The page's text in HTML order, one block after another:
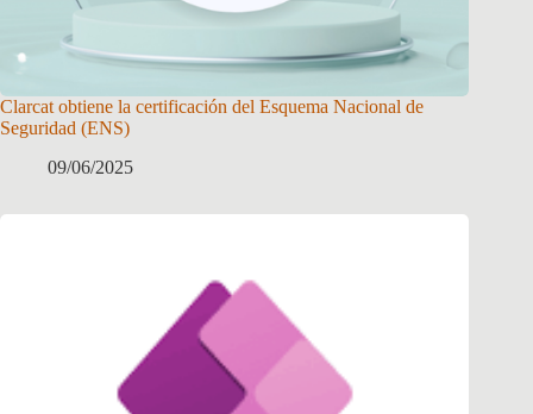
Clarcat obtiene la certificación del Esquema Nacional de
Seguridad (ENS)
09/06/2025